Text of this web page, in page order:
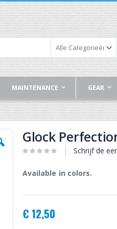
MAINTENANCE GEAR
Glock
Schrijf de
Available in colors.
€ 12,50